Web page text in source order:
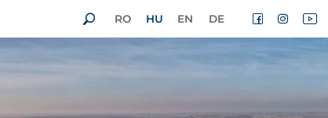
RO HU EN DE